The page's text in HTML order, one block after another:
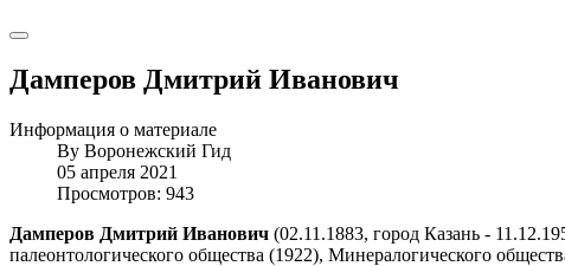
Дамперов Дмитрий Иванович
Информация о материале
By Воронежский Гид
05 апреля 2021
Просмотров: 943
Дамперов Дмитрий Иванович (02.11.1883, город Казань -
палеонтологического общества (1922), Минералогического